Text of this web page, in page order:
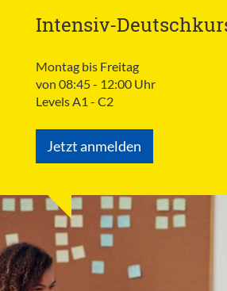
Intensiv-
Montag bis Freitag
von 08:45 - 12:00 Uhr
Levels A1 - C2
Jetzt anmelden